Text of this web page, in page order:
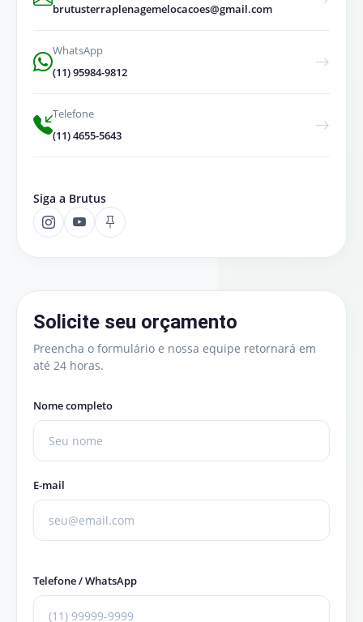
brutusterraplenagemelocacoes@gmail.com
WhatsApp
(11) 95984-9812
Telefone
(11) 4655-5643
Siga a Brutus
Solicite seu orçamento
Preencha o formulário e nossa equipe retornará em
até 24 horas.
Nome completo
E-mail
Telefone / WhatsApp